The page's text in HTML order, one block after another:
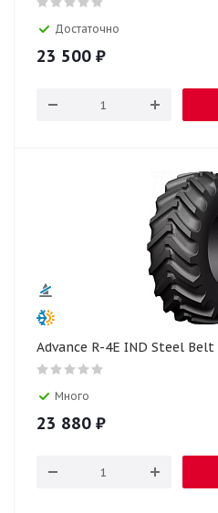
Достаточно
23 500 ₽
Advance R-4E IND Steel Belt
Много
23 880 ₽